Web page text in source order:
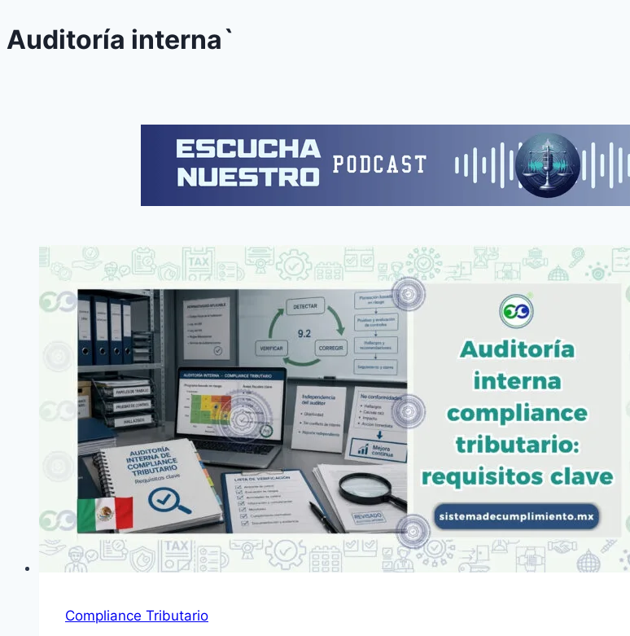
Auditoría interna`
Compliance Tributario